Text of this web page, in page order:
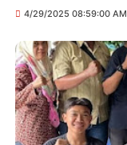
4/29/2025 08:59:00 AM